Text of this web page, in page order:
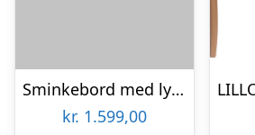
Sminkebord med lys og spejl i stål og MDF H76 – 137,5 x B100 x D50 cm – Mat guld/Hvid
kr. 1.599,00